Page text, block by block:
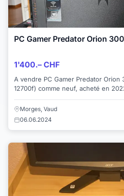
PC Gamer Predator Orion
1'400.– CHF
A vendre PC Gamer Predator Orion
12700f) comme neuf, acheté en
neuve avec boîte d'origine + clavier
Morges, Vaud
06.06.2024